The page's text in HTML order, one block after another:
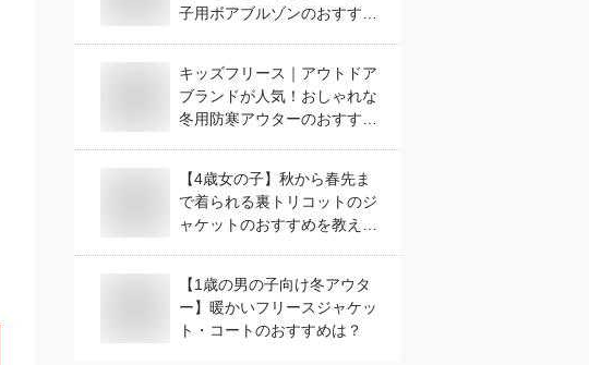
子用ボアブルゾンのおすすめ
キッズフリース｜アウトドア
ブランドが人気！おしゃれな
冬用防寒アウターのおすすめ
【4歳女の子】秋から春先ま
で着られる裏トリコットのジ
ャケットのおすすめを教え
【1歳の男の子向け冬アウタ
ー】暖かいフリースジャケッ
ト・コートのおすすめは？